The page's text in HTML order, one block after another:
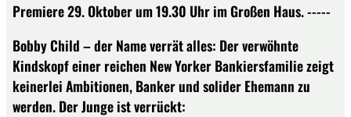
Premiere 29. Oktober um 19.30 Uhr im Großen Haus. -----
Bobby Child – der Name verrät alles: Der verwöhnte
Kindskopf einer reichen New Yorker Bankiersfamilie zeigt
keinerlei Ambitionen, Banker und solider Ehemann zu
werden. Der Junge ist verrückt: